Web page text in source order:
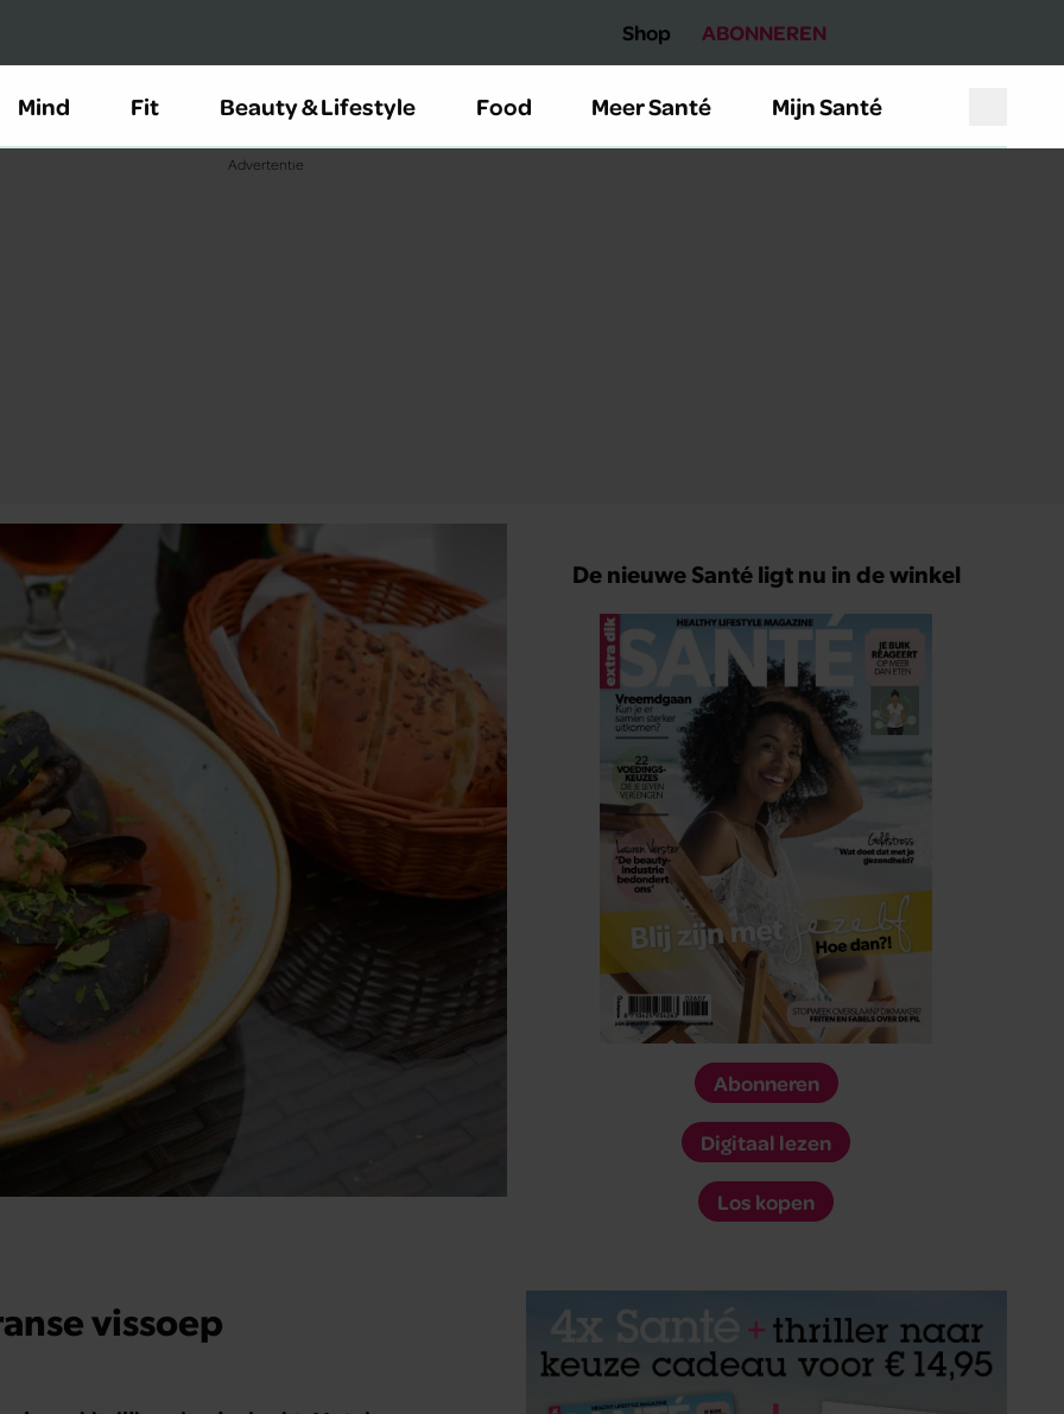
Shop ABONNEREN
Mind Fit Beauty & Lifestyle Food Meer Santé Mijn Santé
vissoep
De nieuwe Santé ligt nu in de winkel
Abonneren
Digitaal lezen
Los kopen